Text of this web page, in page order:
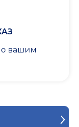
вашим